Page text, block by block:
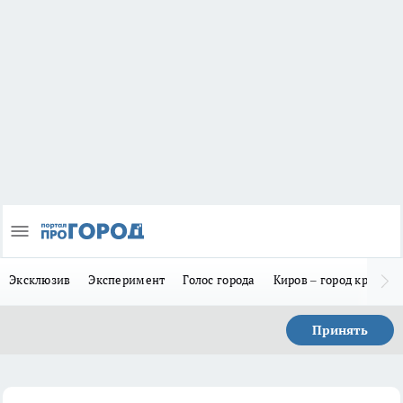
Эксклюзив Эксперимент Голос города Киров – город
Принять